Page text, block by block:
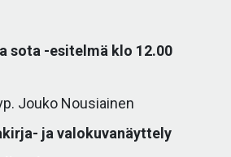
sota -esitelmä klo 12.00
Jouko Nousiainen
ja valokuvanäyttely